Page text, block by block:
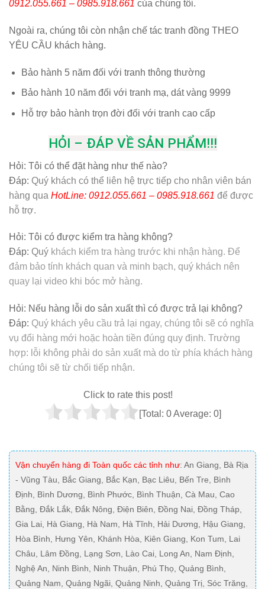
0912.055.661 – 0985.918.661 của chúng tôi.
Ngoài ra, chúng tôi còn nhận chế tác tranh đồng THEO
YÊU CẦU khách hàng.
Bảo hành 5 năm đối với tranh thông thường
Bảo hành 10 năm đối với tranh mạ, dát vàng 9999
Hỗ trợ bảo hành trọn đời đối với tranh cao cấp
HỎI – ĐÁP VỀ SẢN PHẨM!!!
Hỏi: Tôi có thể đặt hàng như thế nào?
Đáp: Quý khách có thể liên hệ trực tiếp cho nhân viên bán
hàng qua HotLine: 0912.055.661 – 0985.918.661 để được
hỗ trợ.
Hỏi: Tôi có được kiểm tra hàng không?
Đáp: Quý khách kiểm tra hàng trước khi nhận hàng. Để
đảm bảo tính khách quan và minh bạch, quý khách nên
quay lại video khi bóc mở hàng.
Hỏi: Nếu hàng lỗi do sản xuất thì có được trả lại không?
Đáp: Quý khách yêu cầu trả lại ngay, chúng tôi sẽ có nghĩa
vụ đổi hàng mới hoặc hoàn tiền đúng quy định. Trường
hợp: lỗi không phải do sản xuất mà do từ phía khách hàng
chúng tôi sẽ từ chối tiếp nhận.
Click to rate this post!
[Total: 0Average: 0]
Vận chuyển hàng đi Toàn quốc các tỉnh như: An Giang, Bà Rịa
- Vũng Tàu, Bắc Giang, Bắc Kạn, Bạc Liêu, Bến Tre, Bình
Định, Bình Dương, Bình Phước, Bình Thuận, Cà Mau, Cao
Bằng, Đắk Lắk, Đắk Nông, Điện Biên, Đồng Nai, Đồng Tháp,
Gia Lai, Hà Giang, Hà Nam, Hà Tĩnh, Hải Dương, Hậu Giang,
Hòa Bình, Hưng Yên, Khánh Hòa, Kiên Giang, Kon Tum, Lai
Châu, Lâm Đồng, Lạng Sơn, Lào Cai, Long An, Nam Định,
Nghệ An, Ninh Bình, Ninh Thuận, Phú Thọ, Quảng Bình,
Quảng Nam, Quảng Ngãi, Quảng Ninh, Quảng Trị, Sóc Trăng,